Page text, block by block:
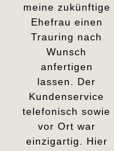
meine zukünftige
Ehefrau einen
Trauring nach
Wunsch
anfertigen
lassen. Der
Kundenservice
telefonisch sowie
vor Ort war
einzigartig. Hier